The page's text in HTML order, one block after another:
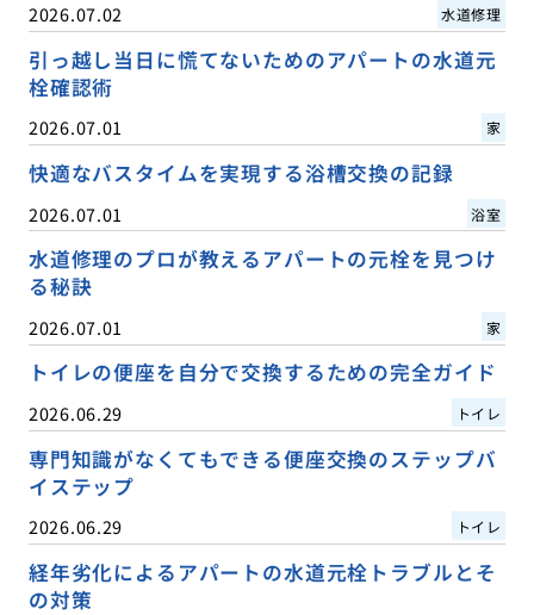
2026.07.02 水道修理
引っ越し当日に慌てないためのアパートの水道元
栓確認術
2026.07.01 家
快適なバスタイムを実現する浴槽交換の記録
2026.07.01 浴室
水道修理のプロが教えるアパートの元栓を見つけ
る秘訣
2026.07.01 家
トイレの便座を自分で交換するための完全ガイド
2026.06.29 トイレ
専門知識がなくてもできる便座交換のステップバ
イステップ
2026.06.29 トイレ
経年劣化によるアパートの水道元栓トラブルとそ
の対策